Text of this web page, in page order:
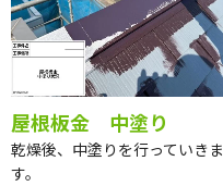
屋根板金 中塗り
乾燥後、中塗りを行っていきま
す。